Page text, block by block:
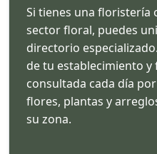
Si tienes una floristería
sector floral, puedes
directorio
de tu establecimiento
consultada cada día
flores, plantas y
su zona.